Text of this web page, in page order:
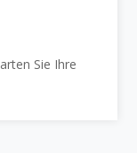
Sie Ihre